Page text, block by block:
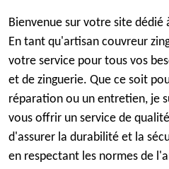
Bienvenue sur votre site
En tant qu'artisan couvreur
votre service pour tous vos
et de zinguerie. Que ce soit
réparation ou un entretien, je
vous offrir un service de
d'assurer la durabilité et la
en respectant les normes de